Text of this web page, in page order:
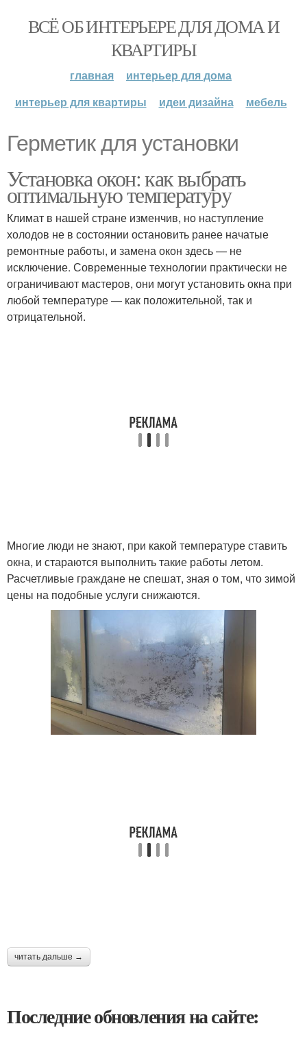
ВСЁ ОБ ИНТЕРЬЕРЕ ДЛЯ ДОМА И
КВАРТИРЫ
главная
интерьер для дома
интерьер для квартиры
идеи дизайна мебель
Герметик для установки
Установка окон: как выбрать
оптимальную температуру
Климат в нашей стране изменчив, но наступление
холодов не в состоянии остановить ранее начатые
ремонтные работы, и замена окон здесь — не
исключение. Современные технологии практически не
ограничивают мастеров, они могут установить окна при
любой температуре — как положительной, так и
отрицательной.
Многие люди не знают, при какой температуре ставить
окна, и стараются выполнить такие работы летом.
Расчетливые граждане не спешат, зная о том, что зимой
цены на подобные услуги снижаются.
читать дальше →
Последние обновления на сайте: